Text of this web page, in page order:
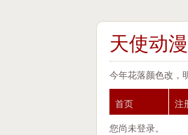
天使动
今年花落颜色改，
首页 注
您尚未登录。